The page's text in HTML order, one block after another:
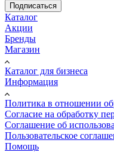
Подписаться
Каталог
Акции
Бренды
Магазин
Каталог для бизнеса
Информация
Политика в отношении
Cогласие на обработку
Cоглашение об
Пользовательское
Помощь